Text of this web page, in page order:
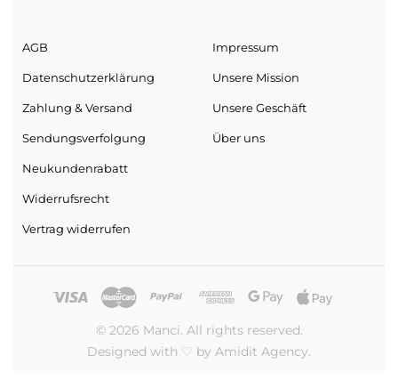
AGB
Datenschutz­erklärung
Zahlung & Versand
Sendungs­verfolgung
Neukundenrabatt
Widerrufsrecht
Vertrag widerrufen
Impressum
Unsere Mission
Unsere Geschäft
Über uns
© 2026 Manci. All rights reserved.
Designed with ♡ by Amidit Agency.